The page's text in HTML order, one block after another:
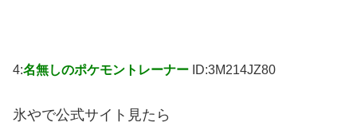
4:名無しのポケモントレーナー ID:3M214JZ80
氷やで公式サイト見たら